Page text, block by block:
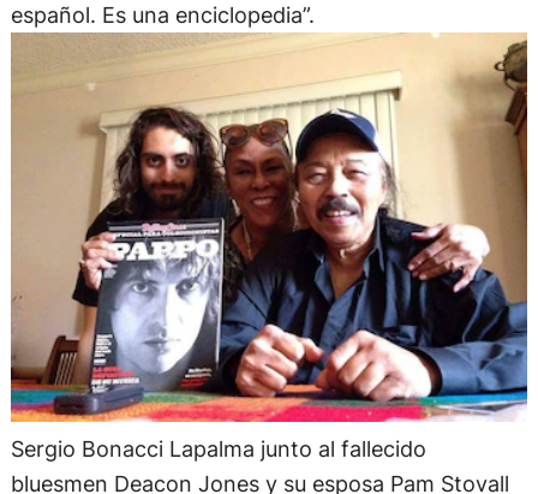
español. Es una enciclopedia”.
Sergio Bonacci Lapalma junto al fallecido
bluesmen Deacon Jones y su esposa Pam Stovall